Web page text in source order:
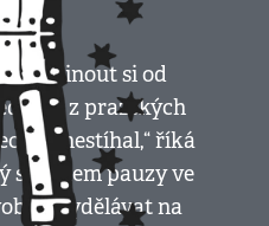
odpočinout si od
z pražských
nestíhal,“ říká
si během pauzy ve
vydělávat na